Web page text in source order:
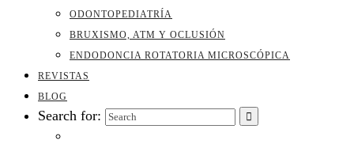
ODONTOPEDIATRÍA
BRUXISMO, ATM Y OCLUSIÓN
ENDODONCIA ROTATORIA MICROSCÓPICA
REVISTAS
BLOG
Search for: